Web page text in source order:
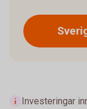
Investeringar